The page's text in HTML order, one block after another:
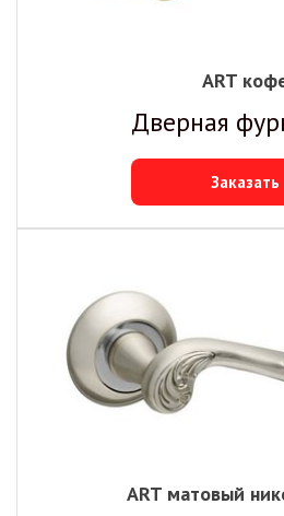
ART
Дверная
Заказать
ART матовый